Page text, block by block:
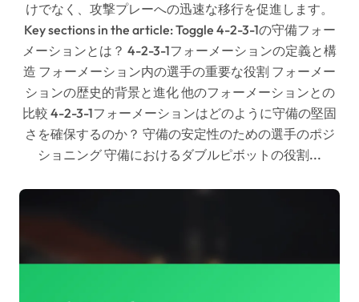
けでなく、攻撃プレーへの迅速な移行を促進します。
Key sections in the article: Toggle 4-2-3-1の守備フォー
メーションとは？ 4-2-3-1フォーメーションの定義と構
造 フォーメーション内の選手の重要な役割 フォーメー
ションの歴史的背景と進化 他のフォーメーションとの
比較 4-2-3-1フォーメーションはどのように守備の堅固
さを確保するのか？ 守備の安定性のための選手のポジ
ショニング 守備におけるダブルピボットの役割...